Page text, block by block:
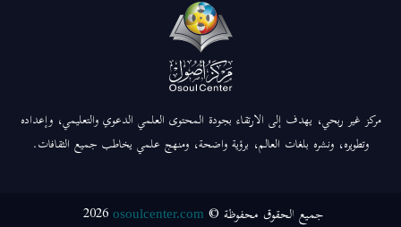
مركز غير ربحي، يهدف إلى الارتقاء بجودة المحتوى العلمي الدعوي والتعليمي، وإعداده
وتطويره، ونشره بلغات العالم، برؤية واضحة، ومنهج علمي يخاطب جميع الثقافات.
جميع الحقوق محفوظة © osoulcenter.com
2026